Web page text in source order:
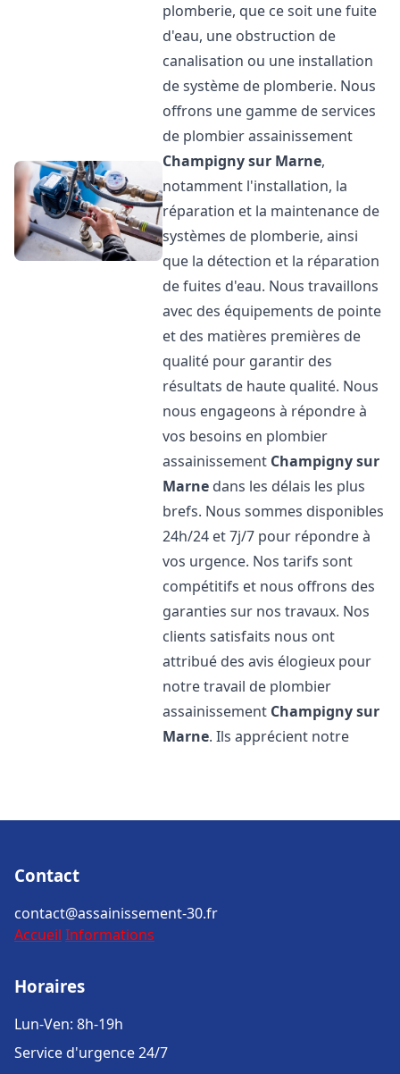
plomberie, que ce soit une fuite
d'eau, une obstruction de
canalisation ou une installation
de système de plomberie. Nous
offrons une gamme de services
de plombier assainissement
Champigny sur Marne,
notamment l'installation, la
réparation et la maintenance de
systèmes de plomberie, ainsi
que la détection et la réparation
de fuites d'eau. Nous travaillons
avec des équipements de pointe
et des matières premières de
qualité pour garantir des
résultats de haute qualité. Nous
nous engageons à répondre à
vos besoins en plombier
assainissement Champigny sur
Marne dans les délais les plus
brefs. Nous sommes disponibles
24h/24 et 7j/7 pour répondre à
vos urgence. Nos tarifs sont
compétitifs et nous offrons des
garanties sur nos travaux. Nos
clients satisfaits nous ont
attribué des avis élogieux pour
notre travail de plombier
assainissement Champigny sur
Marne. Ils apprécient notre
Contact
contact@assainissement-30.fr
Accueil Informations
Horaires
Lun-Ven: 8h-19h
Service d'urgence 24/7